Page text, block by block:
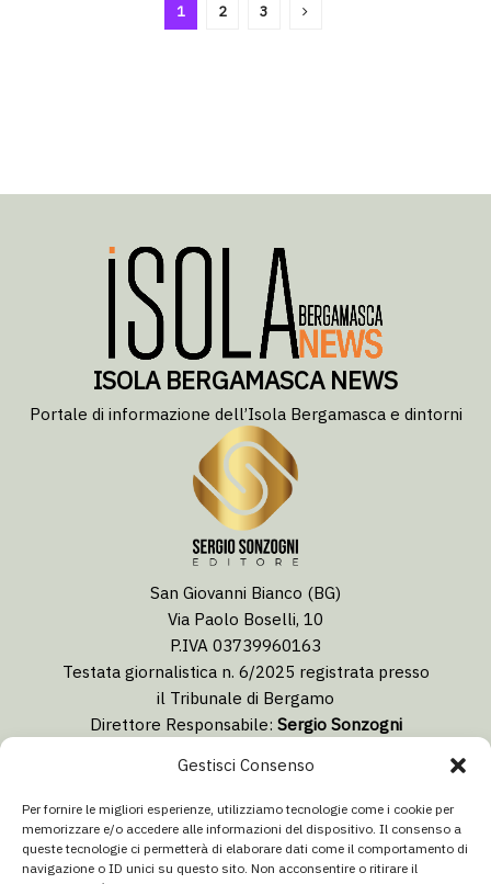
Gestisci Consenso
Per fornire le migliori esperienze, utilizziamo tecnologie come i cookie per
memorizzare e/o accedere alle informazioni del dispositivo. Il consenso a
queste tecnologie ci permetterà di elaborare dati come il comportamento di
navigazione o ID unici su questo sito. Non acconsentire o ritirare il
1 2 3
ISOLA BERGAMASCA NEWS
Portale di informazione dell’Isola Bergamasca e dintorni
San Giovanni Bianco (BG)
Via Paolo Boselli, 10
P.IVA 03739960163
Testata giornalistica n. 6/2025 registrata presso
il Tribunale di Bergamo
Direttore Responsabile: Sergio Sonzogni
redazione@isolabergamascanews.it